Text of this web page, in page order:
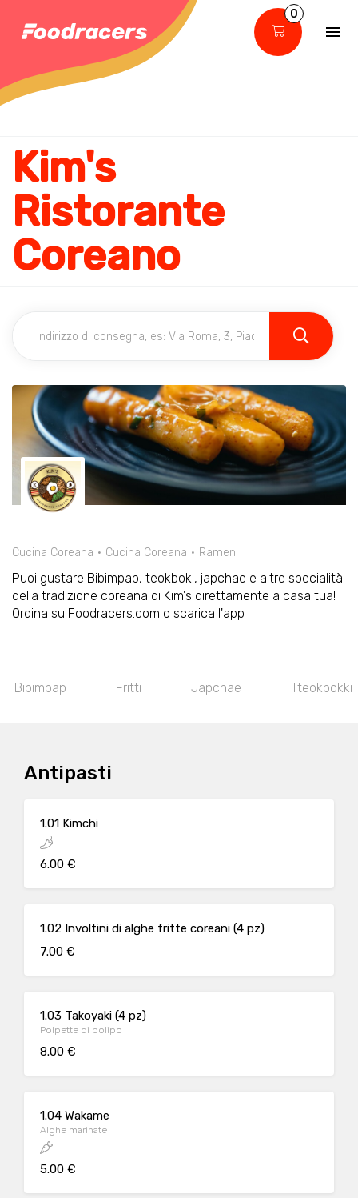
0
Kim's
Ristorante
Coreano
Cucina Coreana Cucina Coreana Ramen
Puoi gustare Bibimpab, teokboki, japchae e altre specialità
della tradizione coreana di Kim's direttamente a casa tua!
Ordina su Foodracers.com o scarica l'app
Fritti Japchae Tteokbokki Secondi
Antipasti
1.01 Kimchi
6.00 €
1.02 Involtini di alghe fritte coreani (4 pz)
7.00 €
1.03 Takoyaki (4 pz)
Polpette di polipo
8.00 €
1.04 Wakame
Alghe marinate
5.00 €